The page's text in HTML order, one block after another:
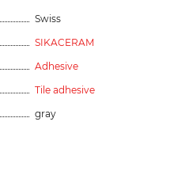
Swiss
SIKACERAM
Adhesive
Tile adhesive
gray